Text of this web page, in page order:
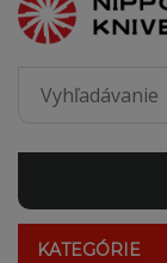
KATEGÓRIE